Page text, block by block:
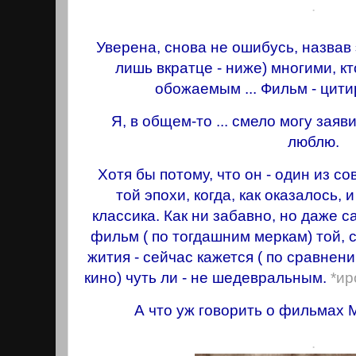
.
Уверена, снова не ошибусь,
лишь вкратце - ниже) многими,
обожаемым ... Фильм -
Я, в общем-то ... смело могу
люблю.
Хотя бы потому, что он - один из
той эпохи, когда, как
классика. Кaк ни забавно, но даже
фильм ( по тогдашним меркам) той,
жития - сейчас кажется ( по
кино) чуть ли - не шедевральным.
А что уж говорить о фильмах
.